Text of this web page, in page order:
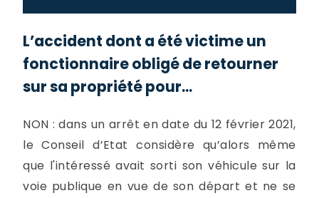
L’accident dont a été victime un
fonctionnaire obligé de retourner
sur sa propriété pour...
NON : dans un arrêt en date du 12 février 2021,
le Conseil d’Etat considère qu’alors même
que l'intéressé avait sorti son véhicule sur la
voie publique en vue de son départ et ne se